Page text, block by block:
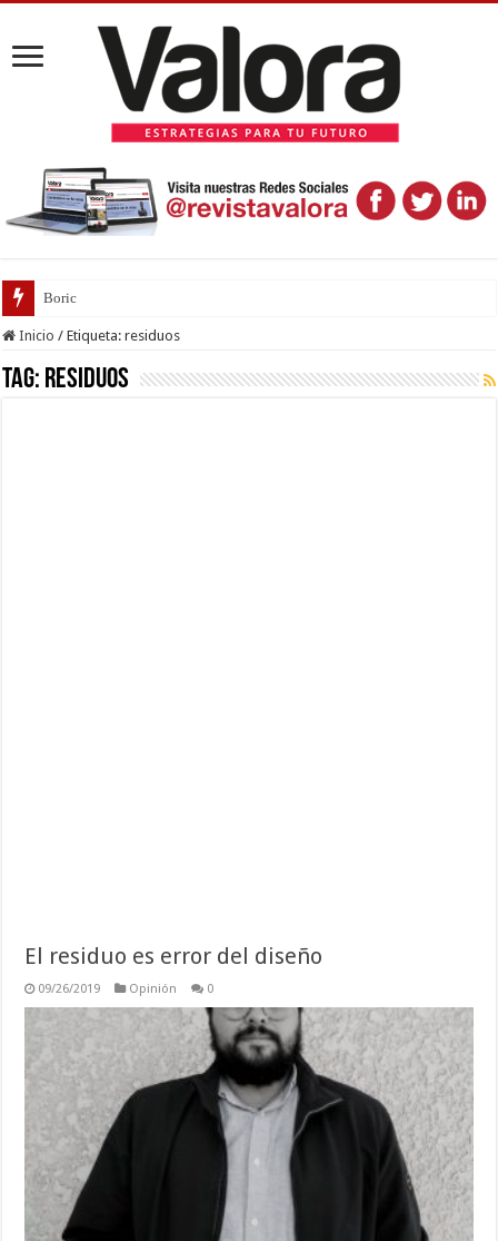
Boric vs Kast: Los p
Inicio / Etiqueta:residuos
Tag: residuos
El residuo es error del diseño
09/26/2019 Opinión 0